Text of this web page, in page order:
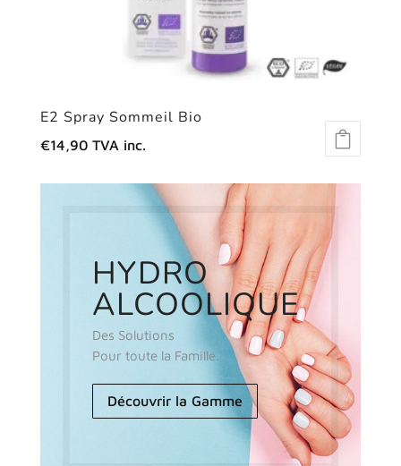
E2 Spray Sommeil Bio
€14,90 TVA inc.
HYDRO
ALCOOLIQUE
Des Solutions
Pour toute la Famille.
Découvrir la Gamme